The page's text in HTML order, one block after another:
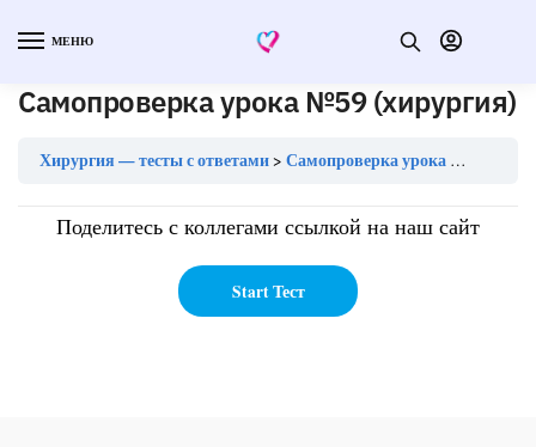
МЕНЮ
Самопроверка урока №59 (хирургия)
Хирургия — тесты с ответами Самопроверка урока №59 (хирургия)
Поделитесь с коллегами ссылкой на наш сайт